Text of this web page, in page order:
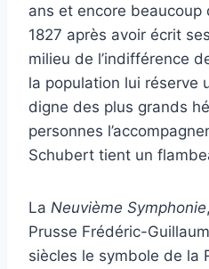
ans et encore
1827 après avoir écrit
milieu de l’indifférence
la population lui réserve
digne des plus grands
personnes
Schubert tient un
La Neuvième Symphonie
Prusse Frédéric-
siècles le symbole de la